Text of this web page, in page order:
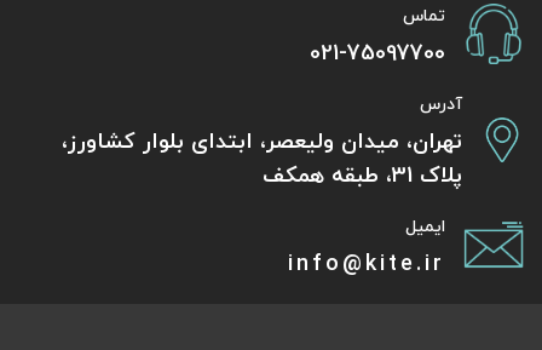
تماس
021-75097700
آدرس
تهران، میدان ولیعصر، ابتدای بلوار کشاورز،
پلاک 31، طبقه همکف
ایمیل
info@kite.ir